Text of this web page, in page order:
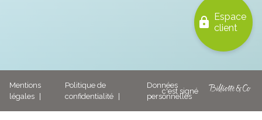
lock
Espace
client
Mentions
légales
Politique de
confidentialité
Données
personnelles